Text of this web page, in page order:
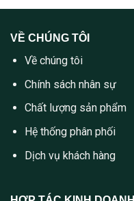
VỀ CHÚNG TÔI
Về chúng tôi
Chính sách nhân sự
Chất lượng sản phẩm
Hệ thống phân phối
Dịch vụ khách hàng